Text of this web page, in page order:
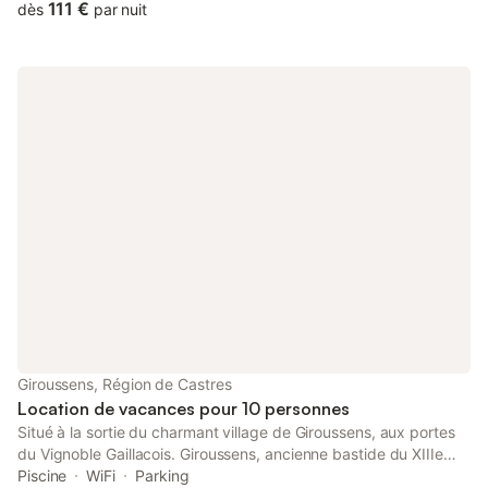
sports facilities and free private parking.
dès 111 € par nuit
Giroussens, Région de Castres
Location de vacances pour 10 personnes
Situé à la sortie du charmant village de Giroussens, aux portes
du Vignoble Gaillacois. Giroussens, ancienne bastide du XIIIe
siècle autour d'un château dominant la vallée, était prospère
Piscine WiFi
Parking